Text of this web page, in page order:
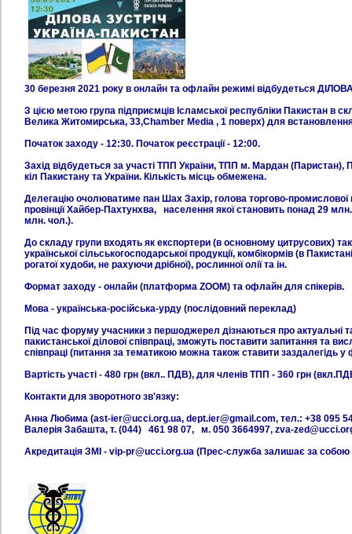
30 березня 2021 року в онлайн та офлайн режимі відбудеться
З цією метою група підприємців Ісламської республіки Пакистан в
Велика Житомирська, 33,Chamber Media , 1 поверх) для встановлення
Початок заходу - 12:30. Початок реєстрації - 12:00.
Захід відбудеться за участі ТПП України, ТПП м. Мардан (Паристан),
кіл Пакистану та України. Кількість місць обмежена.
Делегацію очолюватиме пан Шах Захір, голова торгово-
провінції Хайбер-Пахтунхва, населення якої становить понад 29
млн. чол.).
До складу групи входять як експортери (в основному цитрусових) так
української сільськогосподарської продукції, комбікормів (в
рогатої худоби, не рахуючи дрібної), рослинної олії та ін.
Формат заходу - онлайн (платформа ZOOM) та офлайн для спікерів.
Мова - українська-російська-урду (послідовний переклад)
Під час форуму учасники з першоджерел дізнаються про актуальні
пакистанської ділової співпраці, зможуть поставити запитання та
співпраці (питання за тематикою можна також ставити заздалегідь у
Вартість участі - 480 грн (вкл.. ПДВ), для членів ТПП - 360 грн
Контакти для зворотного зв'язку:
Анна Любима (ast-ier@ucci.org.ua, dept.ier@gmail.com, тел.: +38 095
Валерія Забашта, т. (044) 461 98 07, м. 050 3664997, zva-
Акредитація ЗМІ - vip-pr@ucci.org.ua (Прес-служба залишає за собою